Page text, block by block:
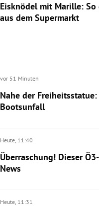
Untermenü
Eisknödel mit Marille:
aus dem Supermarkt
vor 51 Minuten
Nahe der
Bootsunfall
Heute, 11:40
Überraschung! Dieser
News
Heute, 11:31